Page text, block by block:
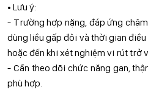
• Lưu ý:
- Trường hợp nặng, đáp ứng
dùng liều gấp đôi và thời gian
hoặc đến khi xét nghiệm vi rút trở
- Cần theo dõi chức năng gan,
phù hợp.